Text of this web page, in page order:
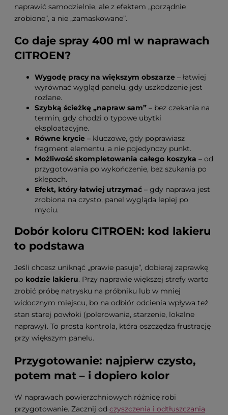
naprawić samodzielnie, ale z efektem „porządnie
zrobione”, a nie „zamaskowane”.
Co daje spray 400 ml w naprawach
CITROEN?
Wygodę pracy na większym obszarze – łatwiej
wyrównać wygląd panelu, gdy uszkodzenie jest
rozlane.
Szybką ścieżkę „napraw sam” – bez czekania na
termin, gdy chodzi o typowe ubytki
eksploatacyjne.
Równe krycie – kluczowe, gdy poprawiasz
fragment elementu, a nie pojedynczy punkt.
Możliwość skompletowania całego koszyka – od
przygotowania po wykończenie, bez szukania po
sklepach.
Efekt, który łatwiej utrzymać – gdy naprawa jest
zrobiona na czysto, panel wygląda lepiej po
myciu.
Dobór koloru CITROEN: kod lakieru
to podstawa
Jeśli chcesz uniknąć „prawie pasuje”, dobieraj zaprawkę
po kodzie lakieru. Przy naprawie większej strefy warto
zrobić próbę natrysku na próbniku lub w mniej
widocznym miejscu, bo na odbiór odcienia wpływa też
stan starej powłoki (polerowania, starzenie, lokalne
naprawy). To prosta kontrola, która oszczędza frustrację
przy większym panelu.
Przygotowanie: najpierw czysto,
potem mat – i dopiero kolor
W naprawach powierzchniowych różnicę robi
przygotowanie. Zacznij od czyszczenia i odtłuszczania